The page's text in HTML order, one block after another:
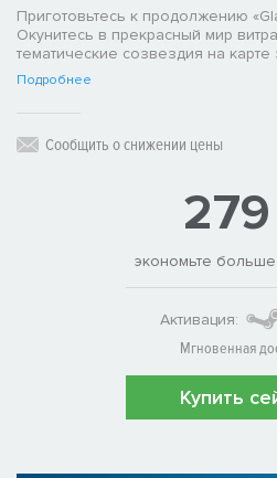
Приготовьтесь к продолжению
Окунитесь в прекрасный мир
тематические созвездия на
Подробнее
Сообщить о снижении цены
экономьте
Активация:
Мгновенная
Купить